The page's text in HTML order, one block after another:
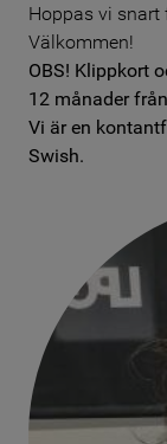
Hoppas vi
Välkommen!
OBS! Klippkort
12 månader
Vi är en
Swish.